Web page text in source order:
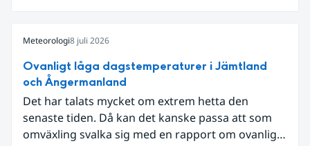
Meteorologi8 juli 2026
Ovanligt låga dagstemperaturer i Jämtland
och Ångermanland
Det har talats mycket om extrem hetta den
senaste tiden. Då kan det kanske passa att som
omväxling svalka sig med en rapport om ovanligt